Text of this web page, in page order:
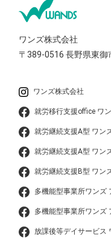
ワンズ株式会社
〒389-0516長野県東御
ワンズ株式会社
就労移行支援office ワ
就労継続支援A型 ワン
就労継続支援A型 ワン
就労継続支援B型 ワン
多機能型事業所ワンズ
多機能型事業所ワンズ
放課後等デイサービス